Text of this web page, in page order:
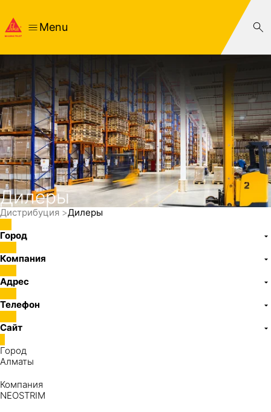
Menu
Дилеры
Дистрибуция
Дилеры
Город
Компания
Адрес
Телефон
Сайт
Город
Алматы
Компания
NEOSTRIM